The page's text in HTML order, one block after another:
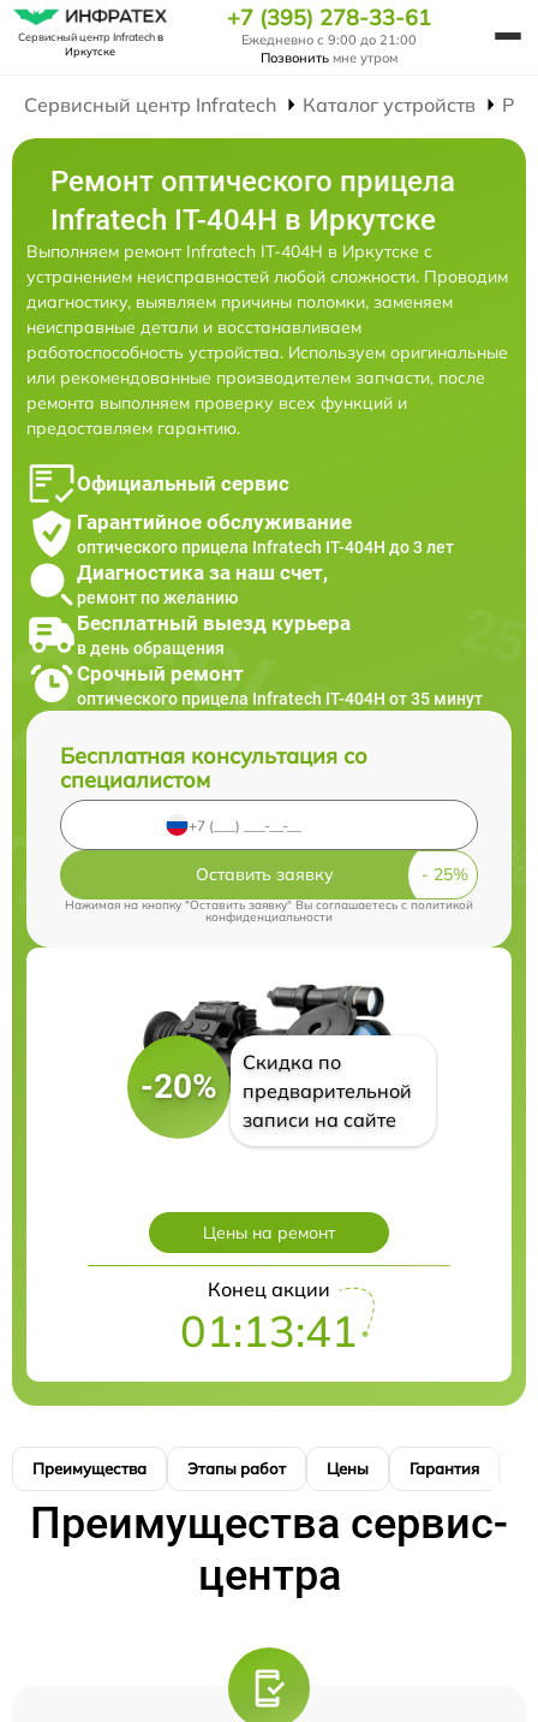
Сервисный центр Infratechв
Иркутске
+7 (395) 278-33-61
Ежедневно с 9:00 до 21:00
Позвонить мне утром
Сервисный центр Infratech Каталог устройств
Ремонт оптического прицела
Infratech IT-404H в Иркутске
Выполняем ремонт Infratech IT-404H в Иркутске с
устранением неисправностей любой сложности. Проводим
диагностику, выявляем причины поломки, заменяем
неисправные детали и восстанавливаем
работоспособность устройства. Используем оригинальные
или рекомендованные производителем запчасти, после
ремонта выполняем проверку всех функций и
предоставляем гарантию.
Официальный сервис
Гарантийное обслуживание
оптического прицела Infratech IT-404H до 3 лет
Диагностика за наш счет,
ремонт по желанию
Бесплатный выезд курьера
в день обращения
Срочный ремонт
оптического прицела Infratech IT-404H от 35 минут
Бесплатная консультация со
специалистом
Оставить заявку
Нажимая на кнопку "Оставить заявку" Вы соглашаетесь cполитикой
конфиденциальности
-20%
Скидка по
предварительной
записи на сайте
Цены на ремонт
Конец акции
01:13:41
Преимущества Этапы работ Цены Гарантия
Преимущества сервис-
центра